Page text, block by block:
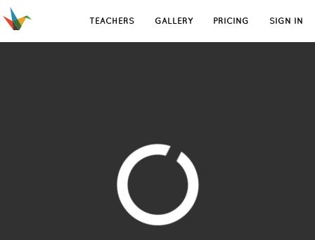
TEACHERS GALLERY PRICING SIGN IN